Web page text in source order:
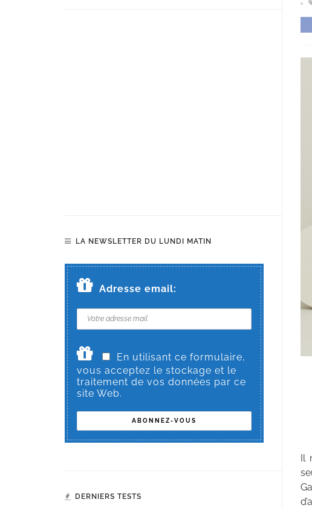
Il
LA NEWSLETTER DU LUNDI MATIN
Adresse email:
En utilisant ce formulaire,
vous acceptez le stockage et le
traitement de vos données par ce
site Web.
DERNIERS TESTS